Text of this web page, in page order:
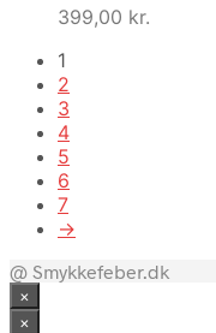
399,00 kr.
1
2
3
4
5
6
7
→
@ Smykkefeber.dk
×
×